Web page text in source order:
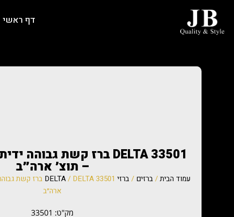
דף ראשי
– תוצ׳ ארה״ב
עמוד הבית/ברזים /ברזי DELTA
ארה״ב
מק"ט: 33501